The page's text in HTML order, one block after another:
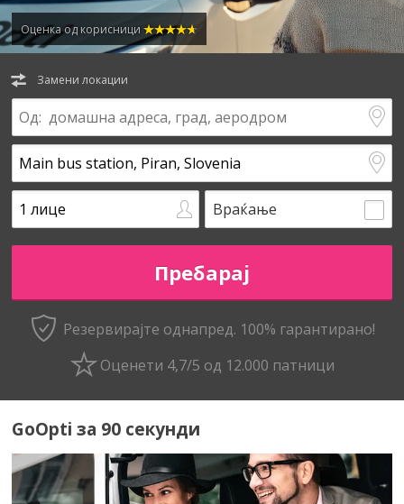
Оценка од корисници
Замени локации
Враќање
Резервирајте однапред. 100% гарантирано!
Оценети 4,7/5 од 12.000 патници
GoOpti за 90 секунди